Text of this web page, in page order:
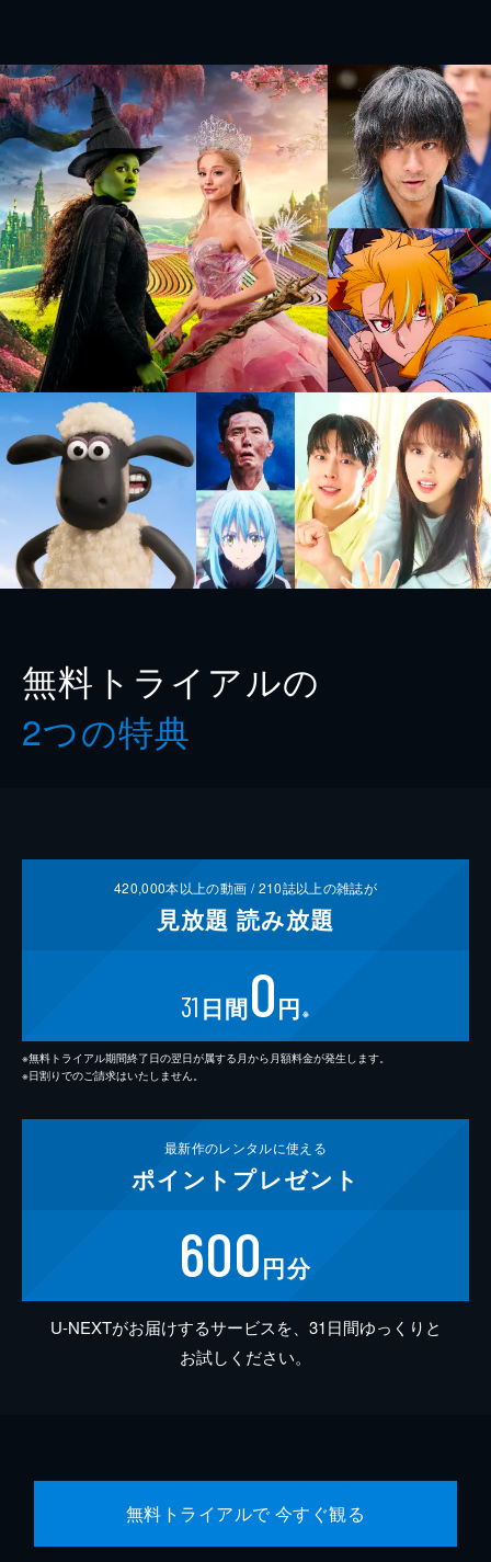
無料トライアルの
2つの特典
420,000本以上の動画 /210誌以上の雑誌が
見放題 読み放題
31 日間0円 ※
※無料トライアル期間終了日の翌日が属する月から月額料金が発生します。
※日割りでのご請求はいたしません。
最新作のレンタルに使える
ポイント プレゼント
600円分
U-NEXTがお届けするサービスを、31日間ゆっくりと
お試しください。
無料トライアルで 今すぐ観る